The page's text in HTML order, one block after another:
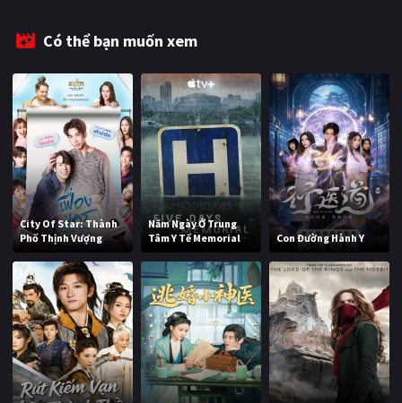
BLOGCó thể bạn muốn xem
City Of Star: Thành
Phố Thịnh Vượng
Năm Ngày Ở Trung
Tâm Y Tế Memorial
Con Đường Hành Y